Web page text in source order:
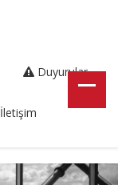
Duyurular
İletişim